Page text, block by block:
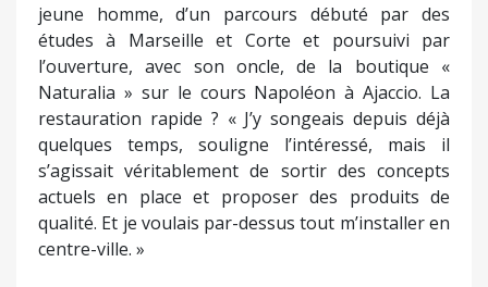
jeune homme, d’un parcours débuté par des
études à Marseille et Corte et poursuivi par
l’ouverture, avec son oncle, de la boutique «
Naturalia » sur le cours Napoléon à Ajaccio. La
restauration rapide ? « J’y songeais depuis déjà
quelques temps, souligne l’intéressé, mais il
s’agissait véritablement de sortir des concepts
actuels en place et proposer des produits de
qualité. Et je voulais par-dessus tout m’installer en
centre-ville. »